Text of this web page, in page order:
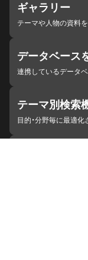
ギャラリー
テーマや人物の資料
データベース
連携しているデータ
テーマ別検索
目的・分野毎に最適化